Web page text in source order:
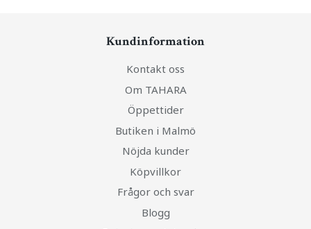
Kundinformation
Kontakt oss
Om TAHARA
Öppettider
Butiken i Malmö
Nöjda kunder
Köpvillkor
Frågor och svar
Blogg